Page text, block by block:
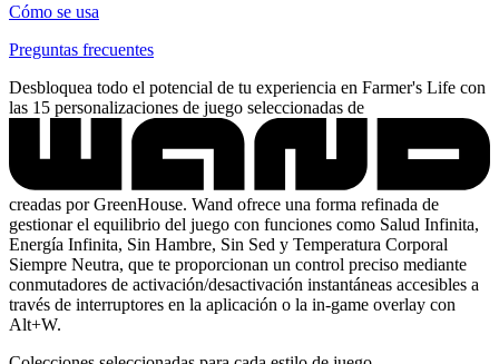
Cómo se usa
Preguntas frecuentes
Desbloquea todo el potencial de tu experiencia en Farmer's Life con
las 15 personalizaciones de juego seleccionadas de
creadas por GreenHouse. Wand ofrece una forma refinada de
gestionar el equilibrio del juego con funciones como Salud Infinita,
Energía Infinita, Sin Hambre, Sin Sed y Temperatura Corporal
Siempre Neutra, que te proporcionan un control preciso mediante
conmutadores de activación/desactivación instantáneas accesibles a
través de interruptores en la aplicación o la in-game overlay con
Alt+W.